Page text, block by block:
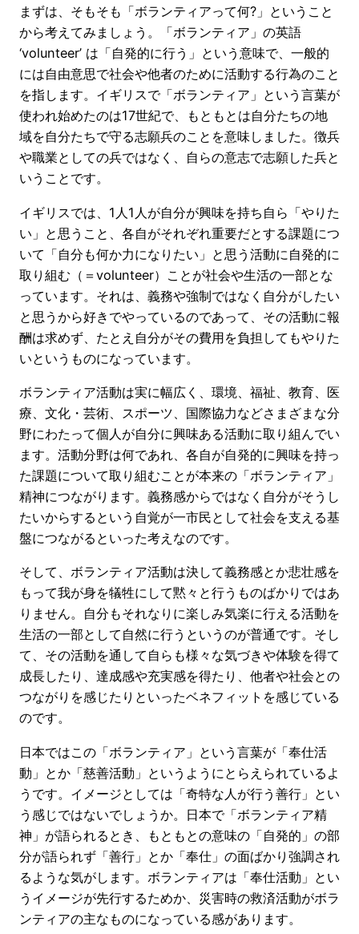
まずは、そもそも「ボランティアって何?」ということ
から考えてみましょう。「ボランティア」の英語
‘volunteer’ は「自発的に行う」という意味で、一般的
には自由意思で社会や他者のために活動する行為のこと
を指します。イギリスで「ボランティア」という言葉が
使われ始めたのは17世紀で、もともとは自分たちの地
域を自分たちで守る志願兵のことを意味しました。徴兵
や職業としての兵ではなく、自らの意志で志願した兵と
いうことです。
イギリスでは、1人1人が自分が興味を持ち自ら「やりた
い」と思うこと、各自がそれぞれ重要だとする課題につ
いて「自分も何か力になりたい」と思う活動に自発的に
取り組む（＝volunteer）ことが社会や生活の一部とな
っています。それは、義務や強制ではなく自分がしたい
と思うから好きでやっているのであって、その活動に報
酬は求めず、たとえ自分がその費用を負担してもやりた
いというものになっています。
ボランティア活動は実に幅広く、環境、福祉、教育、医
療、文化・芸術、スポーツ、国際協力などさまざまな分
野にわたって個人が自分に興味ある活動に取り組んでい
ます。活動分野は何であれ、各自が自発的に興味を持っ
た課題について取り組むことが本来の「ボランティア」
精神につながります。義務感からではなく自分がそうし
たいからするという自覚が一市民として社会を支える基
盤につながるといった考えなのです。
そして、ボランティア活動は決して義務感とか悲壮感を
もって我が身を犠牲にして黙々と行うものばかりではあ
りません。自分もそれなりに楽しみ気楽に行える活動を
生活の一部として自然に行うというのが普通です。そし
て、その活動を通して自らも様々な気づきや体験を得て
成長したり、達成感や充実感を得たり、他者や社会との
つながりを感じたりといったベネフィットを感じている
のです。
日本ではこの「ボランティア」という言葉が「奉仕活
動」とか「慈善活動」というようにとらえられているよ
うです。イメージとしては「奇特な人が行う善行」とい
う感じではないでしょうか。日本で「ボランティア精
神」が語られるとき、もともとの意味の「自発的」の部
分が語られず「善行」とか「奉仕」の面ばかり強調され
るような気がします。ボランティアは「奉仕活動」とい
うイメージが先行するためか、災害時の救済活動がボラ
ンティアの主なものになっている感があります。